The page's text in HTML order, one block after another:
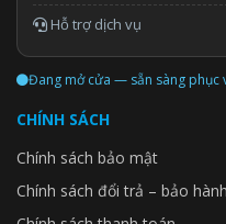
Hỗ trợ dịch vụ
Đang mở cửa — sẵn sàng phục
CHÍNH SÁCH
Chính sách bảo mật
Chính sách đổi trả – bảo hành